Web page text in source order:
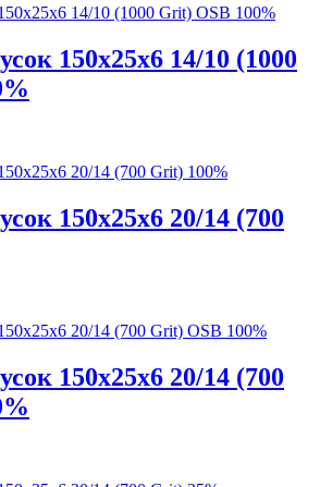
150х25х6 14/10 (1000
150х25х6 20/14 (700
150х25х6 20/14 (700